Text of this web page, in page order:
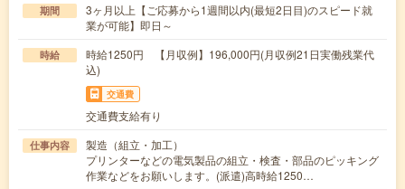
期間
3ヶ月以上【ご応募から1週間以内(最短2日目)のスピード就
業が可能】即日～
時給
時給1250円 【月収例】196,000円(月収例21日実働残業代
込)
交通費
交通費支給有り
仕事内容
製造（組立・加工）
プリンターなどの電気製品の組立・検査・部品のピッキング
作業などをお願いします。(派遣)高時給1250…